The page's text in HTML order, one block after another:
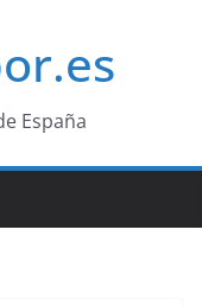
España